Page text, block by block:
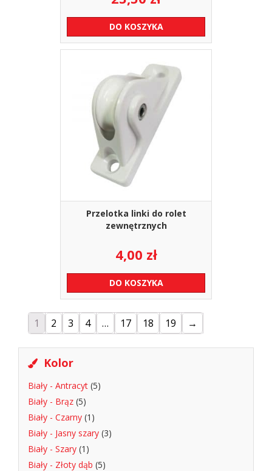
DO KOSZYKA
Przelotka linki do rolet
zewnętrznych
4,00 zł
DO KOSZYKA
1 2 3 4 … 17 18 19 →
Kolor
Biały - Antracyt (5)
Biały - Brąz (5)
Biały - Czarny (1)
Biały - Jasny szary (3)
Biały - Szary (1)
Biały - Złoty dąb (5)